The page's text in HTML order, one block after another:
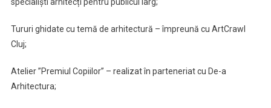
specialiști arhitecți pentru publicul larg;
Tururi ghidate cu temă de arhitectură – împreună cu ArtCrawl
Cluj;
Atelier ”Premiul Copiilor” – realizat în parteneriat cu De-a
Arhitectura;